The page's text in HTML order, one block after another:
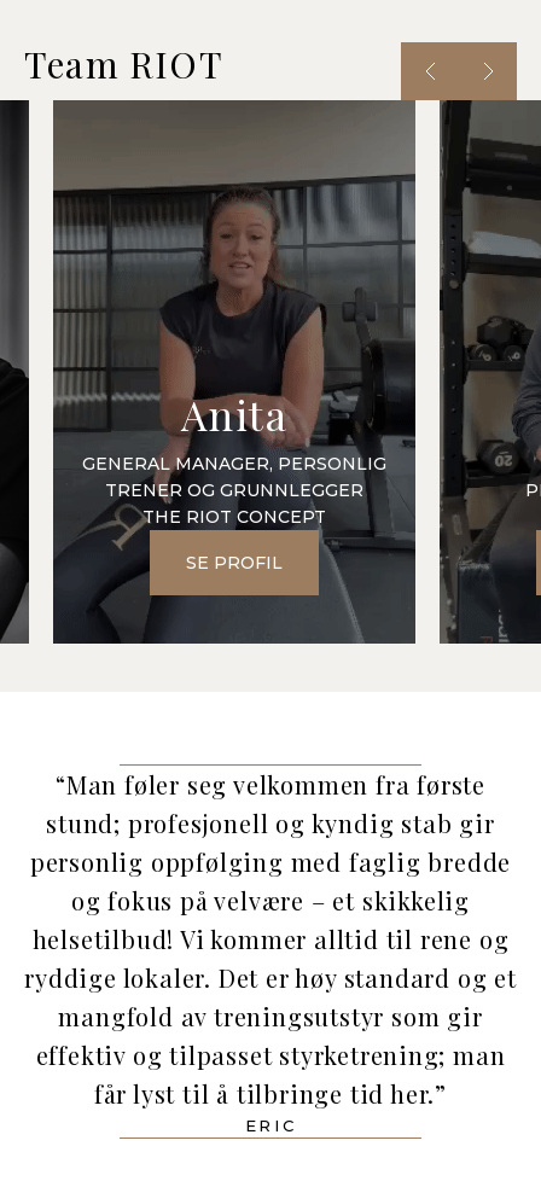
Team RIOT
Anita
GENERAL MANAGER, PERSONLIG
TRENER OG GRUNNLEGGER
THE RIOT CONCEPT
SE PROFIL
“Man føler seg velkommen fra første
stund; profesjonell og kyndig stab gir
personlig oppfølging med faglig bredde
og fokus på velvære – et skikkelig
helsetilbud! Vi kommer alltid til rene og
ryddige lokaler. Det er høy standard og et
mangfold av treningsutstyr som gir
effektiv og tilpasset styrketrening; man
får lyst til å tilbringe tid her.”
ERIC